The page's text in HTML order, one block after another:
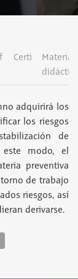
Certificación
Material
adquirirá los
los riesgos
de
modo, el
preventiva
de trabajo
riesgos, así
derivarse.